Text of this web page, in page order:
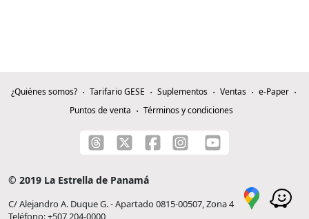
¿Quiénes somos? Tarifario GESE Suplementos Ventas
e-Paper
Puntos de venta
Términos y condiciones
© 2019 La Estrella de Panamá
C/ Alejandro A. Duque G. - Apartado 0815-00507, Zona 4
Teléfono: +507 204-0000